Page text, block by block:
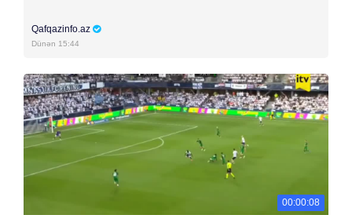
Qafqazinfo.az
Dünən 15:44
00:00:08